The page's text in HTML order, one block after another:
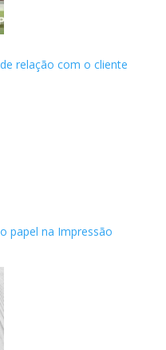
relação com o cliente
papel na Impressão